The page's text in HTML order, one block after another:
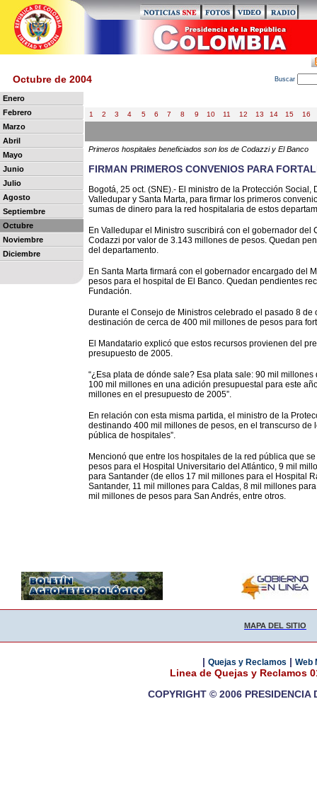
Octubre de 2004 Buscar
Enero
Febrero
Marzo
Abril
Mayo
Junio
Julio
Agosto
Septiembre
Octubre
Noviembre
Diciembre
1 2 3 4 5 6 7 8 9 10 11 12 13 14 15 16
Primeros hospitales beneficiados son los de Codazzi y El Banco
FIRMAN PRIMEROS CONVENIOS PARA
Bogotá, 25 oct. (SNE).- El ministro de la Protección
Valledupar y Santa Marta, para firmar los primeros
sumas de dinero para la red hospitalaria de estos
En Valledupar el Ministro suscribirá con el gobernador
Codazzi por valor de 3.143 millones de pesos. Quedan
del departamento.
En Santa Marta firmará con el gobernador encargado del
pesos para el hospital de El Banco. Quedan pendientes
Fundación.
Durante el Consejo de Ministros celebrado el pasado 8
destinación de cerca de 400 mil millones de pesos para
El Mandatario explicó que estos recursos provienen del
presupuesto de 2005.
“¿Esa plata de dónde sale? Esa plata sale: 90 mil
100 mil millones en una adición presupuestal para este
millones en el presupuesto de 2005”.
En relación con esta misma partida, el ministro de la
destinando 400 mil millones de pesos, en el transcurso
pública de hospitales”.
Mencionó que entre los hospitales de la red pública que
pesos para el Hospital Universitario del Atlántico, 9 mil
para Santander (de ellos 17 mil millones para el Hospital
Santander, 11 mil millones para Caldas, 8 mil millones
mil millones de pesos para San Andrés, entre otros.
MAPA DEL SITIO
| Quejas y Reclamos | Web
Linea de Quejas y Reclamos
COPYRIGHT © 2006 PRESIDENCIA